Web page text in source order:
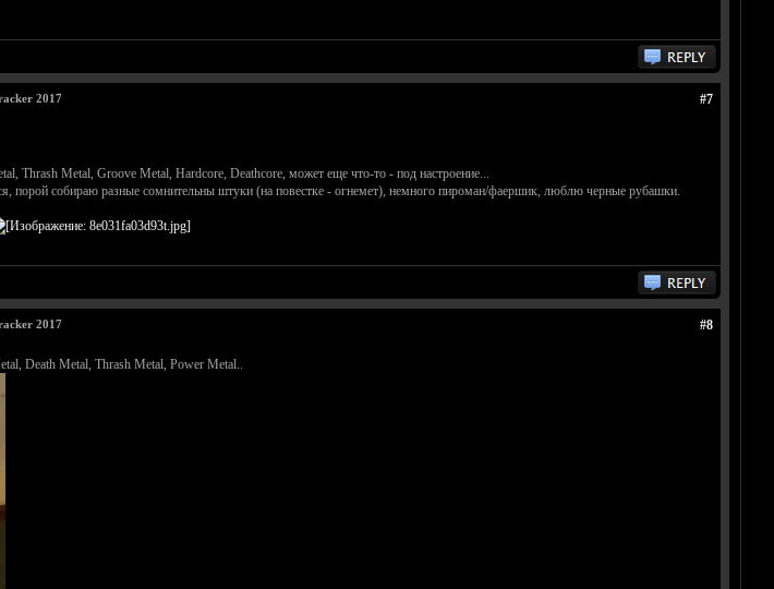
#7
2017
Thrash Metal, Groove Metal, Hardcore, Deathcore, может еще что-то - под настроение...
порой собираю разные сомнительны штуки (на повестке - огнемет), немного пироман/фаершик, люблю черные рубашки.
#8
2017
Death Metal, Thrash Metal, Power Metal..